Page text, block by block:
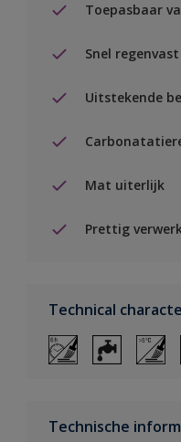
Toepasbaar
Snel
Uitstekende
Mat uiterlijk
Prettig
Technical
Technische